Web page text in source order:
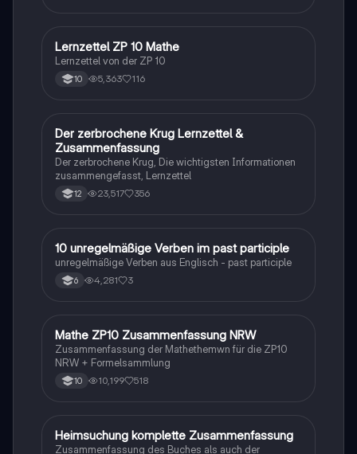
Mathe
Lernzettel ZP 10 Mathe
Lernzettel von der ZP 10
10 5,363 116
Deutsch
Der zerbrochene Krug Lernzettel &
Zusammenfassung
Der zerbrochene Krug, Die wichtigsten Informationen
zusammengefasst, Lernzettel
12 23,517 356
1 Englisch
10 unregelmäßige Verben im past participle
unregelmäßige Verben aus Englisch - past participle
6 4,281 3
Mathe
Mathe ZP10 Zusammenfassung NRW
Zusammenfassung der Mathethemwn für die ZP10
NRW + Formelsammlung
10 10,199 518
Deutsch
Heimsuchung komplette Zusammenfassung
Zusammenfassung des Buches als auch der